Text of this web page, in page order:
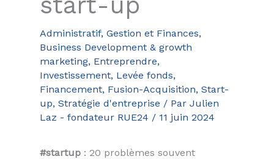
Administratif, Gestion et Finances,
Business Development & growth
marketing, Entreprendre,
Investissement, Levée fonds,
Financement, Fusion-Acquisition, Start-
up, Stratégie d'entreprise / Par Julien
Laz - fondateur RUE24 / 11 juin 2024
#startup : 20 problèmes souvent